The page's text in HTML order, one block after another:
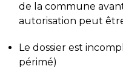
de la commune
autorisation peut
Le dossier est
périmé)